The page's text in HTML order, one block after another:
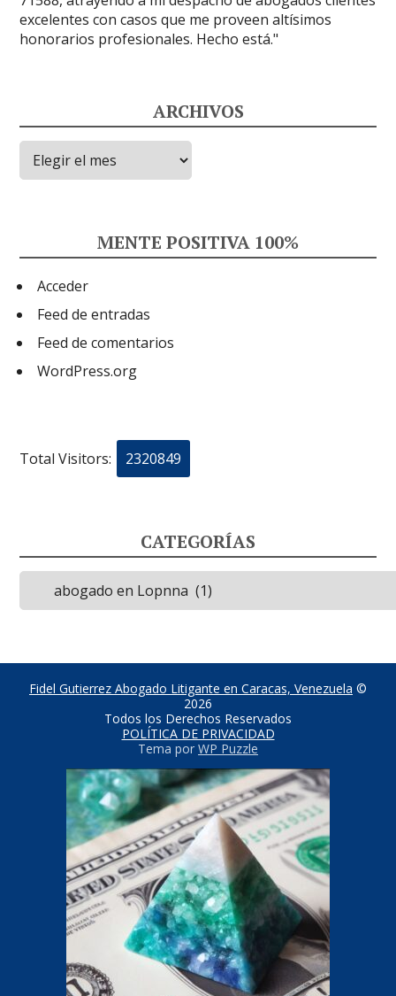
ARCHIVOS
Archivos
MENTE POSITIVA 100%
Acceder
Feed de entradas
Feed de comentarios
WordPress.org
Total Visitors: 2320849
CATEGORÍAS
Categorías
Fidel Gutierrez Abogado Litigante en Caracas, Venezuela ©
2026
Todos los Derechos Reservados
POLÍTICA DE PRIVACIDAD
Tema por WP Puzzle